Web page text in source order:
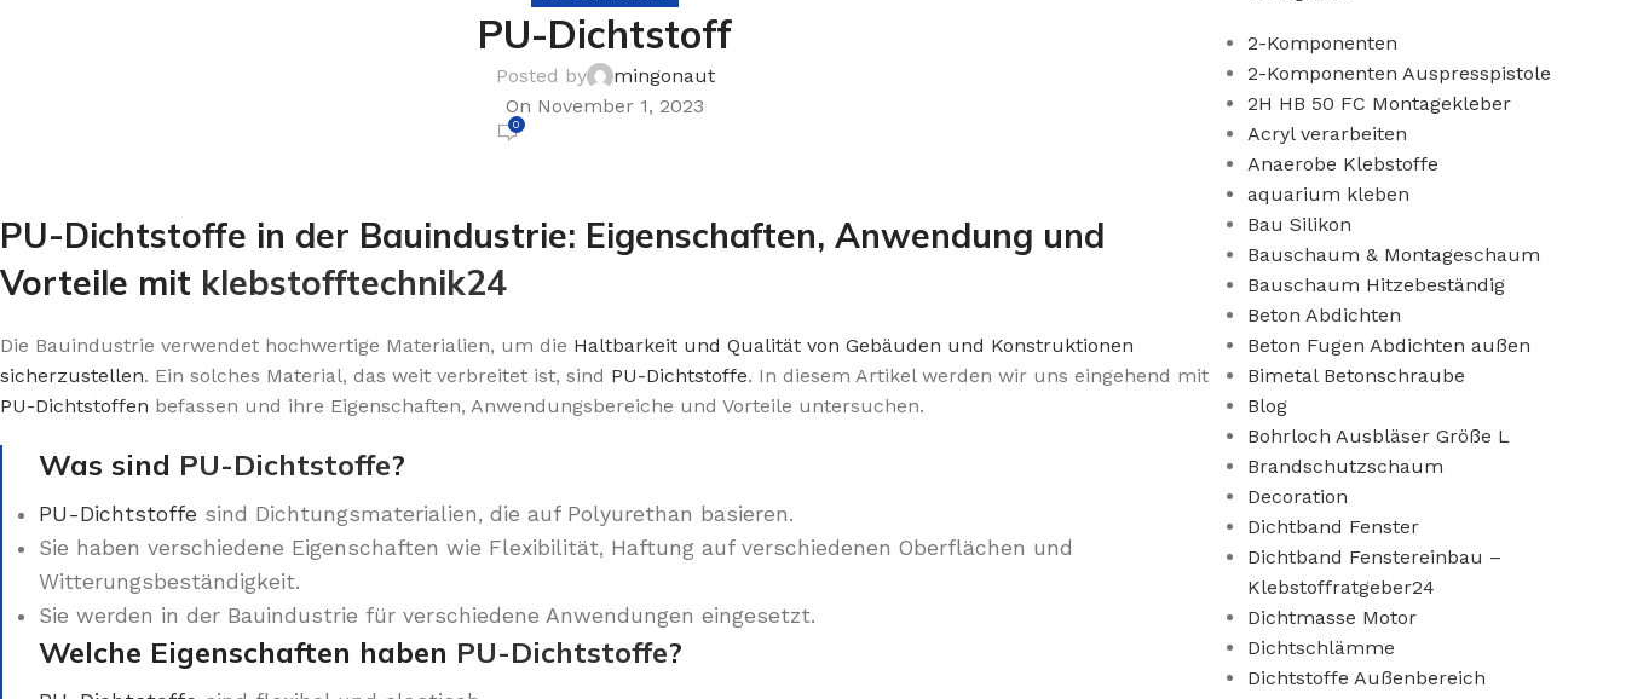
PU-Dichtstoff
Posted by
mingonaut
On November 1, 2023
0
PU-Dichtstoffe in der Bauindustrie: Eigenschaften, Anwendung und
Vorteile mit klebstofftechnik24
Die Bauindustrie verwendet hochwertige Materialien, um die Haltbarkeit und Qualität von Gebäuden und Konstruktionen
sicherzustellen. Ein solches Material, das weit verbreitet ist, sind PU-Dichtstoffe. In diesem Artikel werden wir uns eingehend mit
PU-Dichtstoffen befassen und ihre Eigenschaften, Anwendungsbereiche und Vorteile untersuchen.
Was sind PU-Dichtstoffe?
PU-Dichtstoffe sind Dichtungsmaterialien, die auf Polyurethan basieren.
Sie haben verschiedene Eigenschaften wie Flexibilität, Haftung auf verschiedenen Oberflächen und
Witterungsbeständigkeit.
Sie werden in der Bauindustrie für verschiedene Anwendungen eingesetzt.
Welche Eigenschaften haben PU-Dichtstoffe?
2-Komponenten
2-Komponenten Auspresspistole
2H HB 50 FC Montagekleber
Acryl verarbeiten
Anaerobe Klebstoffe
aquarium kleben
Bau Silikon
Bauschaum & Montageschaum
Bauschaum Hitzebeständig
Beton Abdichten
Beton Fugen Abdichten außen
Bimetal Betonschraube
Blog
Bohrloch Ausbläser Größe L
Brandschutzschaum
Decoration
Dichtband Fenster
Dichtband Fenstereinbau –
Klebstoffratgeber24
Dichtmasse Motor
Dichtschlämme
Dichtstoffe Außenbereich